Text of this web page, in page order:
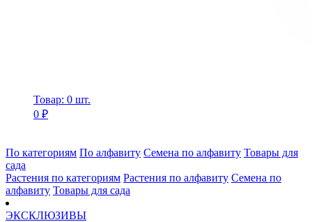
Товар: 0 шт.
0 ₽
По категориям По алфавиту Семена по алфавиту Товары для
сада
Растения по категориям Растения по алфавиту Семена по
алфавиту Товары для сада
ЭКСКЛЮЗИВЫ